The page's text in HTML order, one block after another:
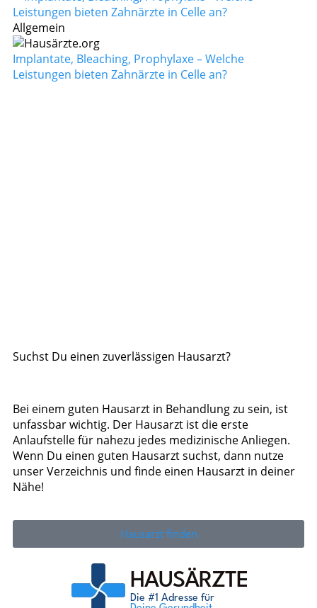
Allgemein
Implantate, Bleaching, Prophylaxe – Welche
Leistungen bieten Zahnärzte in Celle an?
Suchst Du einen zuverlässigen Hausarzt?
Bei einem guten Hausarzt in Behandlung zu sein, ist
unfassbar wichtig. Der Hausarzt ist die erste
Anlaufstelle für nahezu jedes medizinische Anliegen.
Wenn Du einen guten Hausarzt suchst, dann nutze
unser Verzeichnis und finde einen Hausarzt in deiner
Nähe!
Hausarzt finden